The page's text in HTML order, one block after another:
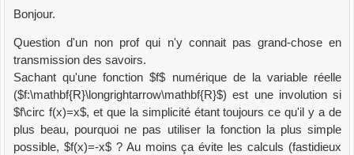
Bonjour.
Question d'un non prof qui n'y connait pas grand-chose en
transmission des savoirs.
Sachant qu'une fonction $f$ numérique de la variable réelle
($f:\mathbf{R}\longrightarrow\mathbf{R}$) est une involution si
$f\circ f(x)=x$, et que la simplicité étant toujours ce qu'il y a de
plus beau, pourquoi ne pas utiliser la fonction la plus simple
possible, $f(x)=-x$ ? Au moins ça évite les calculs (fastidieux